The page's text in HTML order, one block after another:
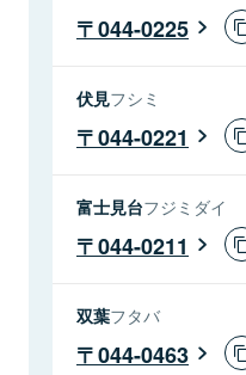
044-0225
伏見フシミ
044-0221
富士見台フジミダイ
044-0211
双葉フタバ
044-0463